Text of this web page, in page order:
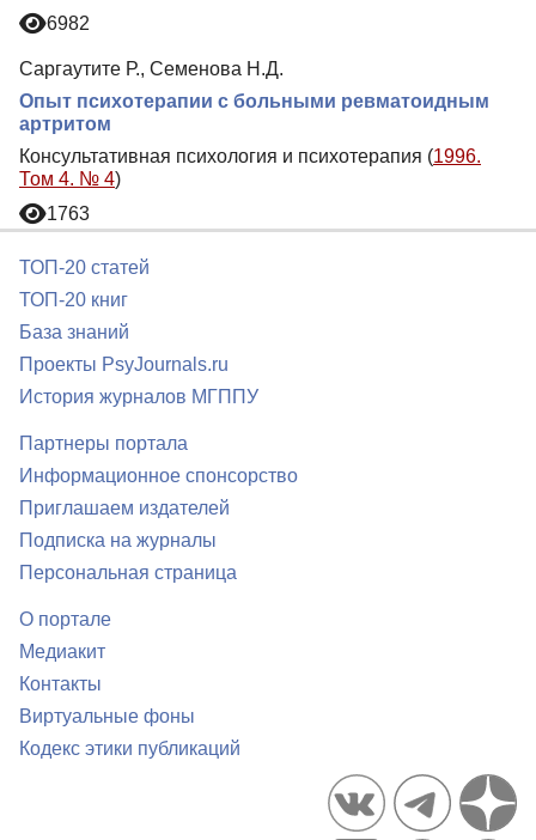
6982
Саргаутите Р., Семенова Н.Д.
Опыт психотерапии с больными ревматоидным
артритом
Консультативная психология и психотерапия (1996.
Том 4. № 4)
1763
ТОП-20 статей
ТОП-20 книг
База знаний
Проекты PsyJournals.ru
История журналов МГППУ
Партнеры портала
Информационное спонсорство
Приглашаем издателей
Подписка на журналы
Персональная страница
О портале
Медиакит
Контакты
Виртуальные фоны
Кодекс этики публикаций